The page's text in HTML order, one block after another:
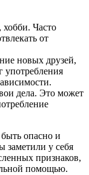
хобби. Часто
от
новых друзей,
употребления
дела. Это может
опасно и
заметили у себя
признаков,
помощью.